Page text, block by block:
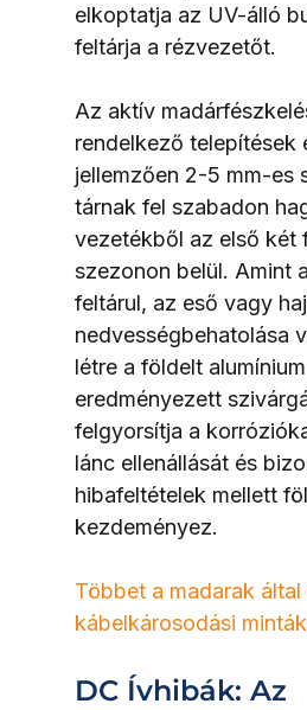
elkoptatja az UV-álló
feltárja a rézvezetőt.
Az aktív
rendelkező telepítések
jellemzően 2-5 mm-es
tárnak fel szabadon
vezetékből az első két
szezonon belül. Amint
feltárul, az eső vagy
nedvességbehatolása
létre a földelt
eredményezett
felgyorsítja a
lánc ellenállását és
hibafeltételek mellett
kezdeményez.
Többet a madarak
kábelkárosodási
DC Ívhibák: Az